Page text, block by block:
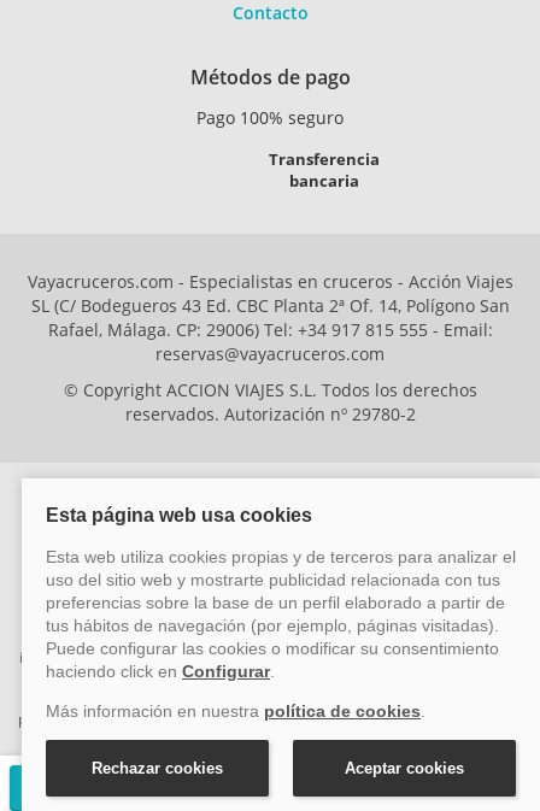
Contacto
Métodos de pago
Pago 100% seguro
Transferencia
bancaria
Vayacruceros.com - Especialistas en cruceros - Acción Viajes
SL (C/ Bodegueros 43 Ed. CBC Planta 2ª Of. 14, Polígono San
Rafael, Málaga. CP: 29006) Tel: +34 917 815 555 - Email:
reservas@vayacruceros.com
© Copyright ACCION VIAJES S.L. Todos los derechos
reservados. Autorización nº 29780-2
ACCION VIAJES SL ha sido beneficiaria del Fondo Europeo de Desarrollo
Regional (FEDER), cuyo objetivo es mejorar la competitividad de las pymes
mediante el impulso de la innovación, el desarrollo tecnológico, la
investigación de calidad y el uso seguro y fiable del ciberespacio. Gracias a
esta financiación, la empresa ha puesto en marcha un Plan de Acción
promoviendo la innovación y la ciberseguridad. Para ello, ha contado con el
apoyo de los programas Pyme Innova y Pyme Cibersegura de la Cámara
de Comercio de Málaga. #EuropaSeSiente